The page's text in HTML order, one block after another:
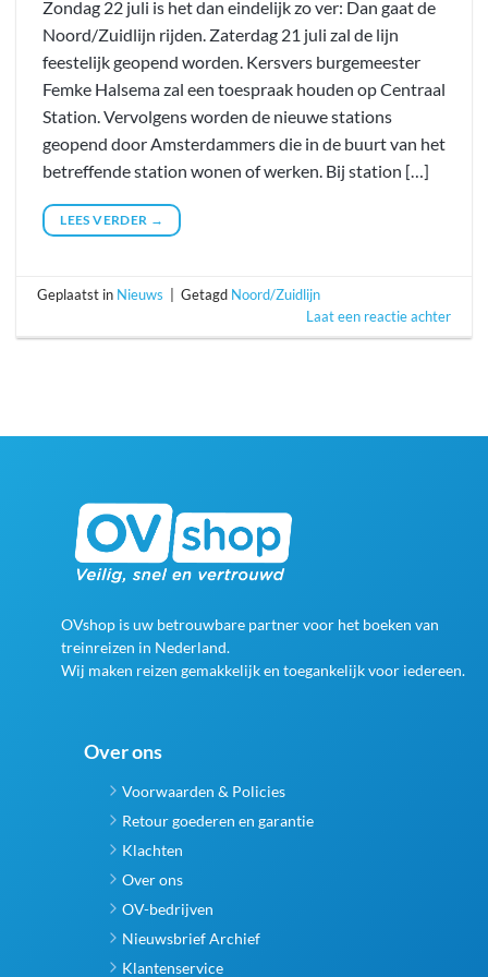
Zondag 22 juli is het dan eindelijk zo ver: Dan gaat de
Noord/Zuidlijn rijden. Zaterdag 21 juli zal de lijn
feestelijk geopend worden. Kersvers burgemeester
Femke Halsema zal een toespraak houden op Centraal
Station. Vervolgens worden de nieuwe stations
geopend door Amsterdammers die in de buurt van het
betreffende station wonen of werken. Bij station […]
LEES VERDER →
Geplaatst in Nieuws Getagd Noord/Zuidlijn
Laat een reactie achter
OVshop is uw betrouwbare partner voor het boeken van
treinreizen in Nederland.
Wij maken reizen gemakkelijk en toegankelijk voor iedereen.
Over ons
Voorwaarden & Policies
Retour goederen en garantie
Klachten
Over ons
OV-bedrijven
Nieuwsbrief Archief
Klantenservice